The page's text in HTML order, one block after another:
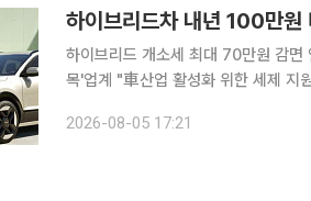
하이브리드차 내년 100만원
하이브리드 개소세 최대 70만원 감
목'업계 "車산업 활성화 위한 세제 지원 필요" 국내 자동차 시장의 판매를 떠받치
내수 판매가 부진한 가운데 하이브리
2026-08-05 17:21